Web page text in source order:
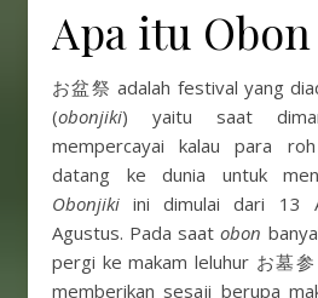
Apa itu
お盆祭 adalah festival yang
(obonjiki) yaitu saat
mempercayai kalau para
datang ke dunia untuk
Obonjikiini dimulai dari 13
Agustus. Pada saatobon
pergi ke makam leluhur お墓
memberikan sesaji berupa